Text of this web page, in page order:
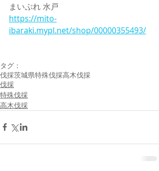
まいぷれ 水戸
https://mito-
ibaraki.mypl.net/shop/00000355493/
タグ：
伐採茨城県特殊伐採高木伐採
伐採
特殊伐採
高木伐採